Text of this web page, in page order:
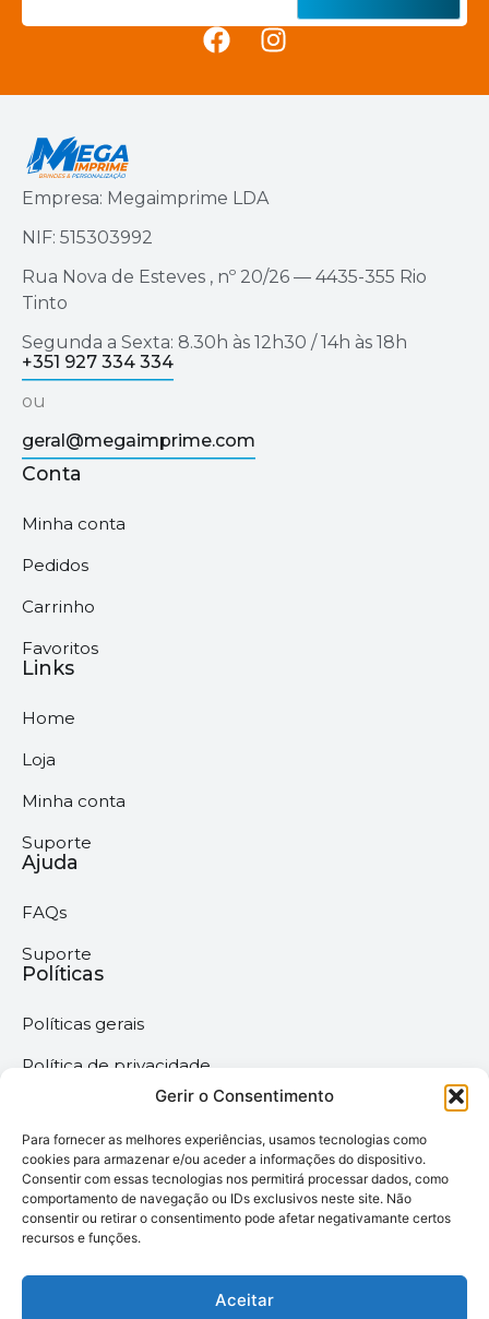
Gerir o Consentimento
Para fornecer as melhores experiências, usamos tecnologias como
cookies para armazenar e/ou aceder a informações do dispositivo.
Consentir com essas tecnologias nos permitirá processar dados, como
comportamento de navegação ou IDs exclusivos neste site. Não
consentir ou retirar o consentimento pode afetar negativamante certos
recursos e funções.
Aceitar
Empresa: Megaimprime LDA
NIF: 515303992
Rua Nova de Esteves , nº 20/26 — 4435-355 Rio
Tinto
Segunda a Sexta: 8.30h às 12h30 / 14h às 18h
+351 927 334 334
ou
geral@megaimprime.com
Conta
Minha conta
Pedidos
Carrinho
Favoritos
Links
Home
Loja
Minha conta
Suporte
Ajuda
FAQs
Suporte
Políticas
Políticas gerais
Política de privacidade
Termos & Condições
Política de cookies
Megaimprime © 2025 |
Todos os Direitos